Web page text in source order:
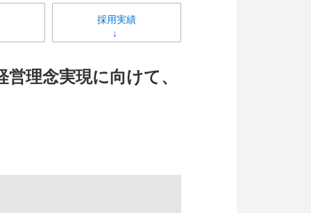
採用実績
理念実現に向けて、